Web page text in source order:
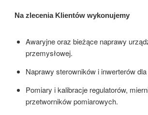
Na zlecenia Klientów wykonujemy
Awaryjne oraz bieżące naprawy
przemysłowej.
Naprawy sterowników i inwerterów dla
Pomiary i kalibracje regulatorów,
przetworników pomiarowych.